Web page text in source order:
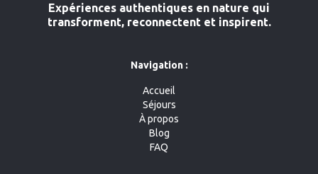
Expériences authentiques en nature qui
transforment, reconnectent et inspirent.
Navigation :
Accueil
Séjours
À propos
Blog
FAQ